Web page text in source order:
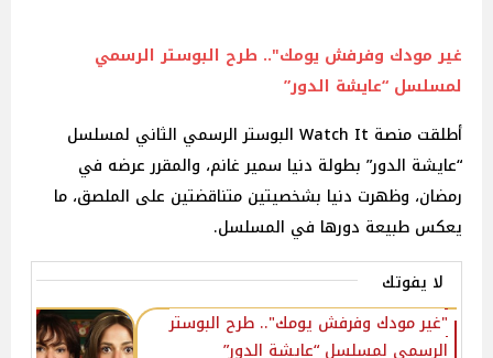
غير مودك وفرفش يومك".. طرح البوستر الرسمي
لمسلسل “عايشة الدور”
أطلقت منصة Watch It البوستر الرسمي الثاني لمسلسل
“عايشة الدور” بطولة دنيا سمير غانم، والمقرر عرضه في
رمضان، وظهرت دنيا بشخصيتين متناقضتين على الملصق، ما
يعكس طبيعة دورها في المسلسل.
لا يفوتك
"غير مودك وفرفش يومك".. طرح البوستر
الرسمي لمسلسل “عايشة الدور”